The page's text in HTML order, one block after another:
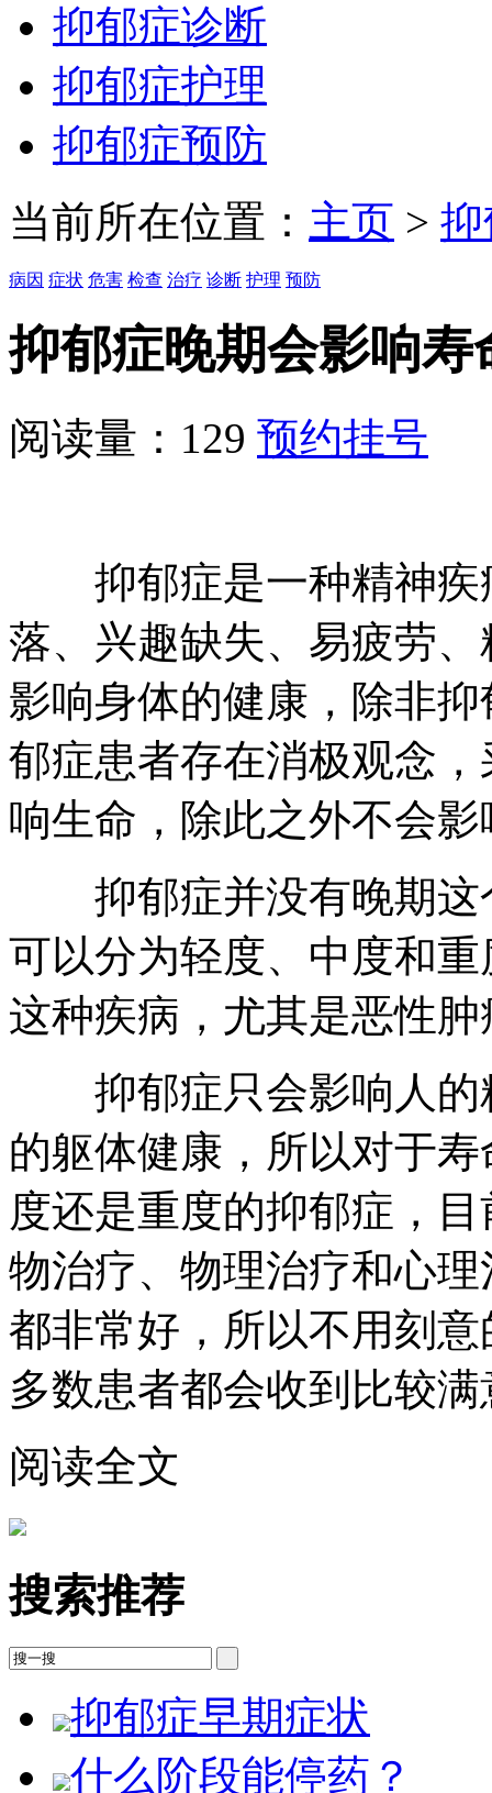
抑郁症诊断
抑郁症护理
抑郁症预防
当前所在位置： 主页 >
病因 症状 危害 检查 治疗 诊断 护理 预防
抑郁症晚期会影响寿
阅读量：129 预约挂号
抑郁症是一种精神疾
落、兴趣缺失、易疲劳
影响身体的健康，除非
郁症患者存在消极观念
响生命，除此之外不会
抑郁症并没有晚期这
可以分为轻度、中度和
这种疾病，尤其是恶性
抑郁症只会影响人的
的躯体健康，所以对于
度还是重度的抑郁症，
物治疗、物理治疗和心
都非常好，所以不用刻
多数患者都会收到比较
阅读全文
搜索推荐
抑郁症早期症状
什么阶段能停药？